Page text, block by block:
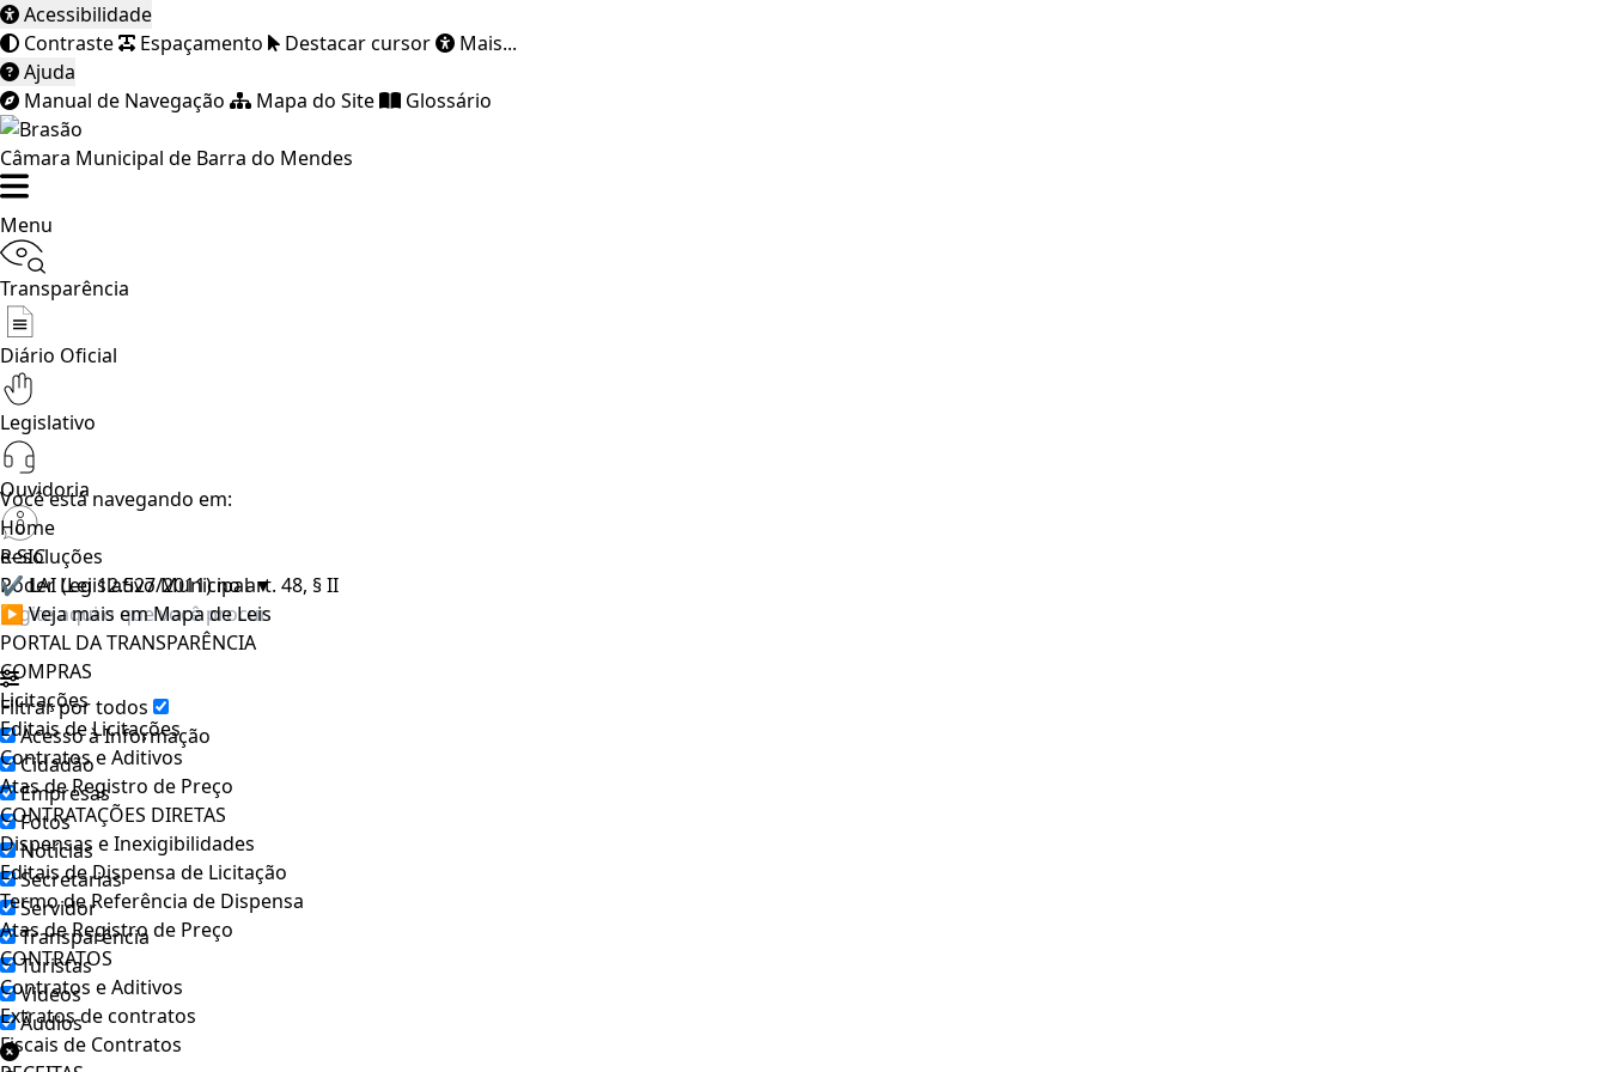
Acessibilidade
Contraste
Espaçamento Destacar cursor
Mais...
Ajuda
Manual de Navegação
Mapa do Site Glossário
Câmara Municipal de Barra do Mendes
Menu
Transparência
Diário Oficial
Legislativo
Ouvidoria
e-SIC
Poder Legislativo Municipal▼
Filtrar por todos
Acesso à Informação
Cidadão
Empresas
Fotos
Notícias
Secretarias
Servidor
Transparência
Turistas
Videos
Áudios
Você está navegando em:
Home
Resoluções
✔ LAI (Lei 12.527/2011) no art. 48, § II
▶ Veja mais em Mapa de Leis
PORTAL DA TRANSPARÊNCIA
COMPRAS
Licitações
Editais de Licitações
Contratos e Aditivos
Atas de Registro de Preço
CONTRATAÇÕES DIRETAS
Dispensas e Inexigibilidades
Editais de Dispensa de Licitação
Termo de Referência de Dispensa
Atas de Registro de Preço
CONTRATOS
Contratos e Aditivos
Extratos de contratos
Fiscais de Contratos